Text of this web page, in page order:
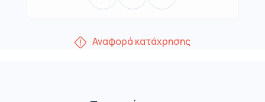
Αναφορά κατάχρησης